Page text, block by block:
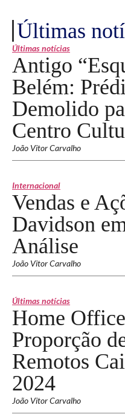
Últimas
Últimas notícias
Antigo
Belém:
Demolido
Centro
João Vitor Carvalho
Internacional
Vendas e
Davidson
Análise
João Vitor Carvalho
Últimas notícias
Home
Proporção
Remotos
2024
João Vitor Carvalho